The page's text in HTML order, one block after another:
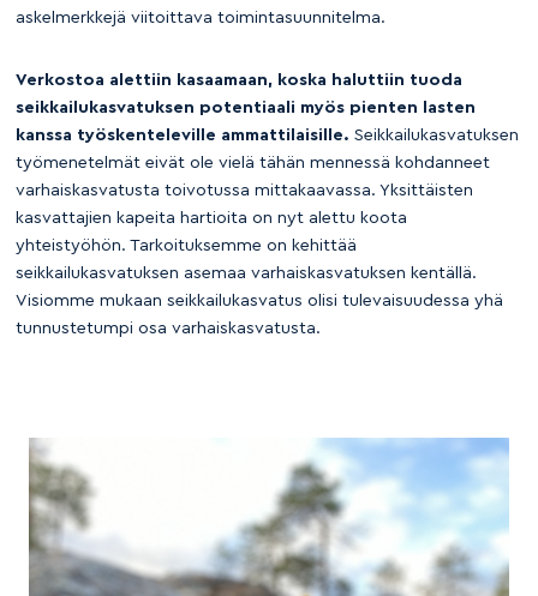
askelmerkkejä viitoittava toimintasuunnitelma.
Verkostoa alettiin kasaamaan, koska haluttiin tuoda
seikkailukasvatuksen potentiaali myös pienten lasten
kanssa työskenteleville ammattilaisille. Seikkailukasvatuksen
työmenetelmät eivät ole vielä tähän mennessä kohdanneet
varhaiskasvatusta toivotussa mittakaavassa. Yksittäisten
kasvattajien kapeita hartioita on nyt alettu koota
yhteistyöhön. Tarkoituksemme on kehittää
seikkailukasvatuksen asemaa varhaiskasvatuksen kentällä.
Visiomme mukaan seikkailukasvatus olisi tulevaisuudessa yhä
tunnustetumpi osa varhaiskasvatusta.